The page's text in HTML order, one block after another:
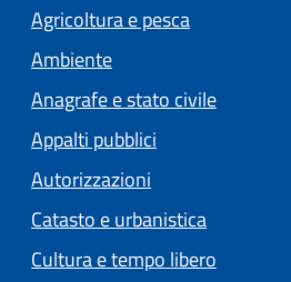
Agricoltura e pesca
Ambiente
Anagrafe e stato civile
Appalti pubblici
Autorizzazioni
Catasto e urbanistica
Cultura e tempo libero